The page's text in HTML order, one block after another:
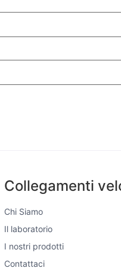
Collegamenti
Chi Siamo
Il laboratorio
I nostri prodotti
Contattaci